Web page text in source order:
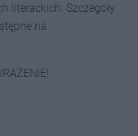
literackich. Szczegóły
na